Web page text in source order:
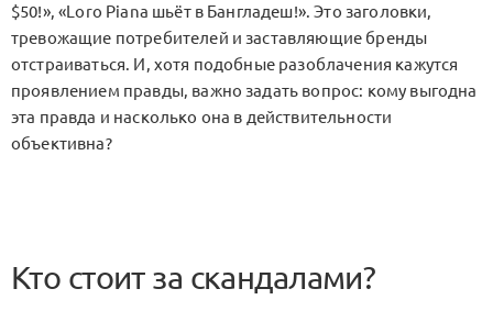
$50!», «Loro Piana шьёт в Бангладеш!». Это заголовки,
тревожащие потребителей и заставляющие бренды
отстраиваться. И, хотя подобные разоблачения кажутся
проявлением правды, важно задать вопрос: кому выгодна
эта правда и насколько она в действительности
объективна?
Кто стоит за скандалами?